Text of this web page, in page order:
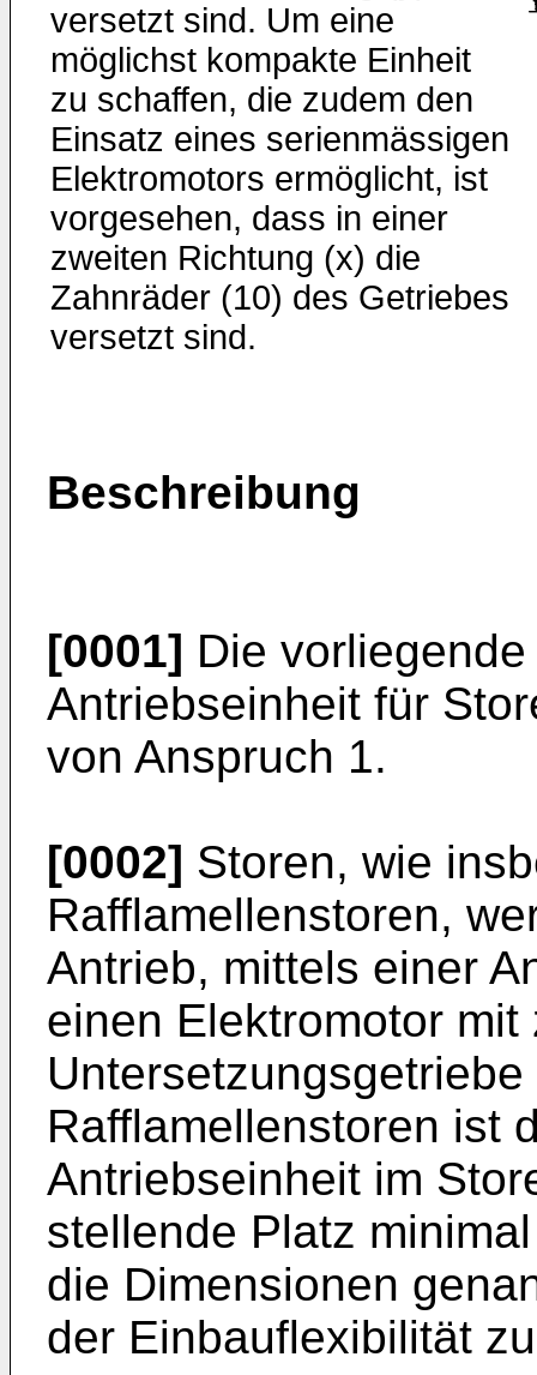
versetzt sind. Um eine
möglichst kompakte Einheit
zu schaffen, die zudem den
Einsatz eines serienmässigen
Elektromotors ermöglicht, ist
vorgesehen, dass in einer
zweiten Richtung (x) die
Zahnräder (10) des Getriebes
versetzt sind.
Beschreibung
[0001] Die
Antriebseinheit für
von Anspruch 1.
[0002] Storen, wie
Rafflamellenstoren,
Antrieb, mittels einer
einen Elektromotor
Rafflamellenstoren ist
Antriebseinheit im
stellende Platz
die Dimensionen
der Einbauflexibilität